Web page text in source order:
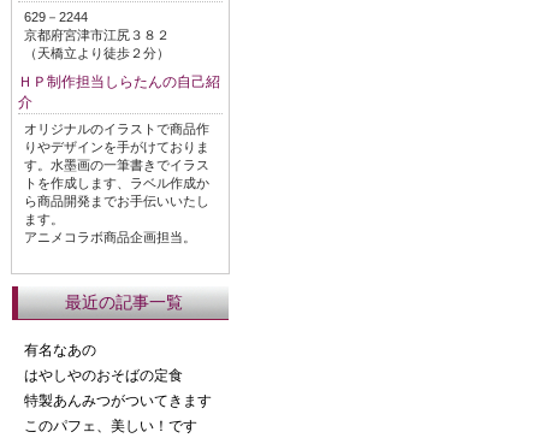
629－2244
京都府宮津市江尻３８２
（天橋立より徒歩２分）
ＨＰ制作担当しらたんの自己紹
介
オリジナルのイラストで商品作
りやデザインを手がけておりま
す。水墨画の一筆書きでイラス
トを作成します、ラベル作成か
ら商品開発までお手伝いいたし
ます。
アニメコラボ商品企画担当。
最近の記事一覧
有名なあの
はやしやのおそばの定食
特製あんみつがついてきます
このパフェ、美しい！です